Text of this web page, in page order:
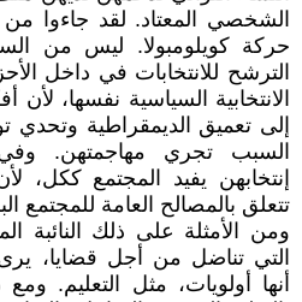
الشخصي المعتاد. لقد جاءوا
حركة كويلومبولا. ليس من
الترشح للانتخابات في داخل
الانتخابية السياسية نفسها،
إلى تعميق الديمقراطية وتحدي
السبب تجري مهاجمتهن.
إنتخابهن يفيد المجتمع ككل،
تتعلق بالمصالح العامة للمجتمع
ومن الأمثلة على ذلك النائبة
التي تناضل من أجل قضايا، يرى
أنها أولويات، مثل التعليم.